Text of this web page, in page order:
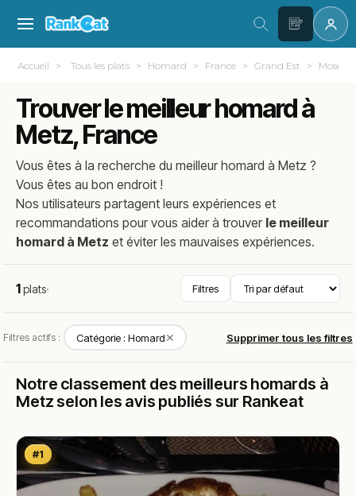
Accueil Tous les plats Homard France Grand Est Moselle
Trouver le meilleur homard à
Metz, France
Vous êtes à la recherche du meilleurhomard àMetz ?
Vous êtes au bon endroit !
Nos utilisateurs partagent leurs expériences et
recommandations pour vous aider à trouver le meilleur
homard à Metz et éviter les mauvaises expériences.
1plats· Filtres
Filtres actifs : Catégorie : Homard✕ Supprimer tous les filtres
Notre classement des meilleurs homards à
Metz selon les avis publiés sur Rankeat
#1